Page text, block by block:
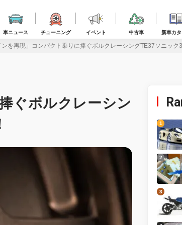
車ニュース チューニング イベント 中古車 新車カ
ンを再現」コンパクト乗りに捧ぐボルクレーシングTE37ソニック
ぐボルクレーシン